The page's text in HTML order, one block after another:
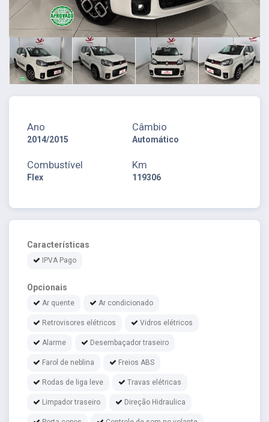
Ano
2014/2015
Câmbio
Automático
Combustível
Flex
Km
119306
Características
IPVA Pago
Opcionais
Ar quente Ar condicionado
Retrovisores elétricos Vidros elétricos
Alarme Desembaçador traseiro
Farol de neblina Freios ABS
Rodas de liga leve Travas elétricas
Limpador traseiro Direção Hidraulica